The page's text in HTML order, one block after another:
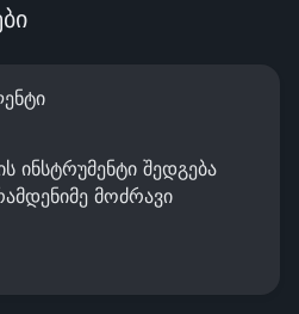
ინსტრუმენტი შედგება
მოძრავი